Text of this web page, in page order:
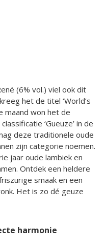
(6% vol.) viel ook dit
het de titel ‘World’s
maand won het de
‘Gueuze’ in de
deze traditionele oude
zijn categorie noemen.
jaar oude lambiek en
Ontdek een heldere
smaak en een
Het is zo dé geuze
harmonie